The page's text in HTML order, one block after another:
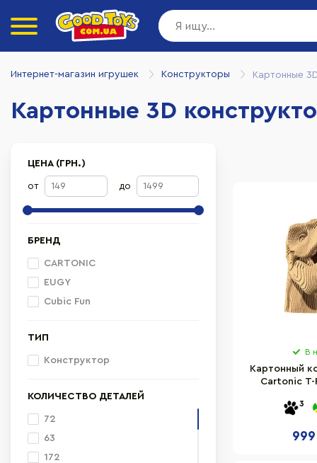
Интернет-магазин игрушек Конструкторы Картонные
Картонные 3D
ЦЕНА (ГРН.)
от до
БРЕНД
CARTONIC
EUGY
Cubic Fun
ТИП
Конструктор
КОЛИЧЕСТВО ДЕТАЛЕЙ
72
63
172
В
Картонный
Cartonic T-
3